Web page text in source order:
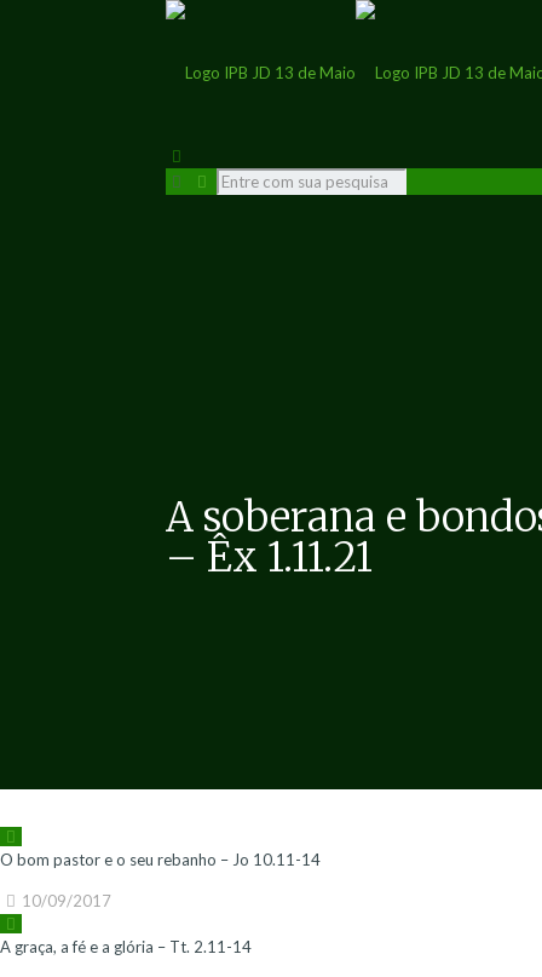
A soberana e
– Êx 1.11.21
O bom pastor e o seu rebanho – Jo 10.11-14
10/09/2017
A graça, a fé e a glória – Tt. 2.11-14